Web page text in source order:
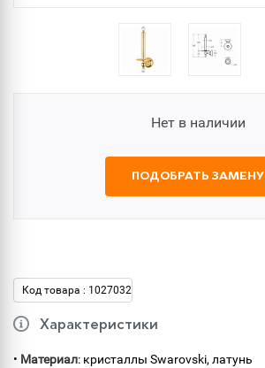
Нет в наличии
ПОДОБРАТЬ ЗАМЕНУ
Код товара : 1027032
Характеристики
• Материал: кристаллы Swarovski, латунь